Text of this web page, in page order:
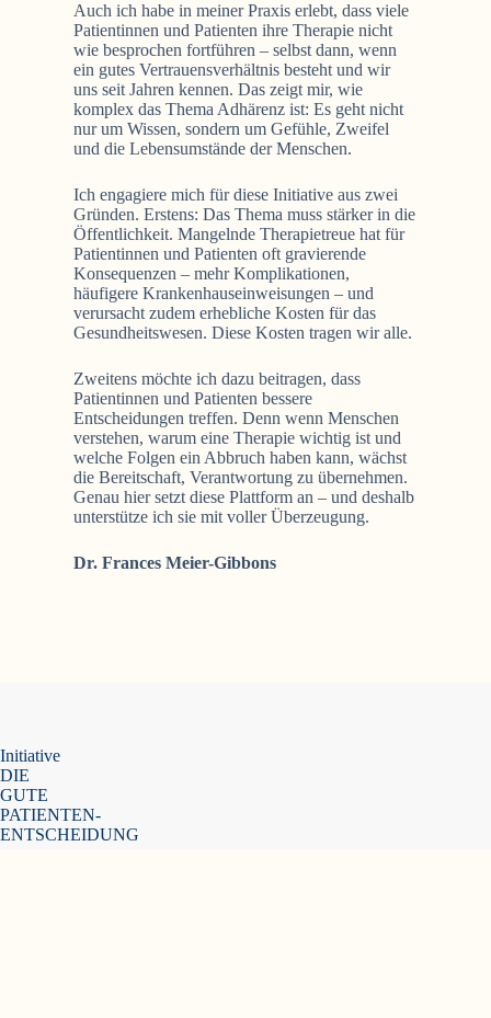
Auch ich habe in meiner Praxis erlebt, dass viele
Patientinnen und Patienten ihre Therapie nicht
wie besprochen fortführen – selbst dann, wenn
ein gutes Vertrauensverhältnis besteht und wir
uns seit Jahren kennen. Das zeigt mir, wie
komplex das Thema Adhärenz ist: Es geht nicht
nur um Wissen, sondern um Gefühle, Zweifel
und die Lebensumstände der Menschen.
Ich engagiere mich für diese Initiative aus zwei
Gründen. Erstens: Das Thema muss stärker in die
Öffentlichkeit. Mangelnde Therapietreue hat für
Patientinnen und Patienten oft gravierende
Konsequenzen – mehr Komplikationen,
häufigere Krankenhauseinweisungen – und
verursacht zudem erhebliche Kosten für das
Gesundheitswesen. Diese Kosten tragen wir alle.
Zweitens möchte ich dazu beitragen, dass
Patientinnen und Patienten bessere
Entscheidungen treffen. Denn wenn Menschen
verstehen, warum eine Therapie wichtig ist und
welche Folgen ein Abbruch haben kann, wächst
die Bereitschaft, Verantwortung zu übernehmen.
Genau hier setzt diese Plattform an – und deshalb
unterstütze ich sie mit voller Überzeugung.
Dr. Frances Meier-Gibbons
Initiative
DIE
GUTE
PATIENTEN-
ENTSCHEIDUNG